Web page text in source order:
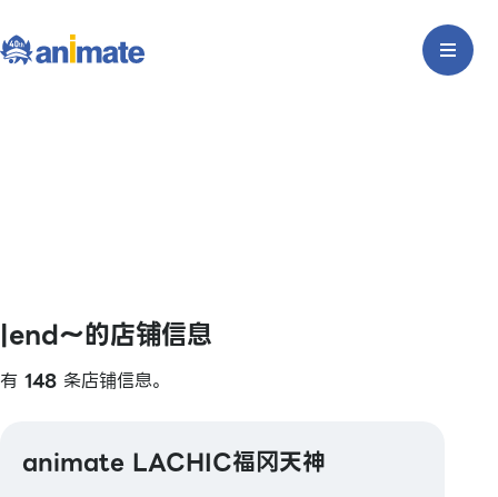
|end〜的店铺信息
有 148 条店铺信息。
animate LACHIC福冈天神